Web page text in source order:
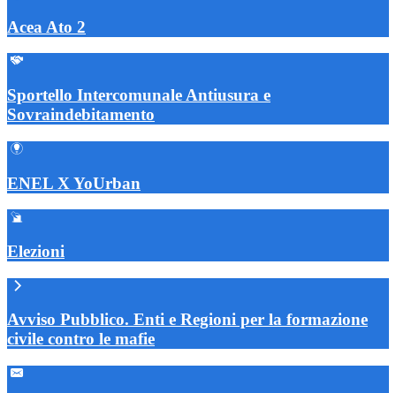
Acea Ato 2
Sportello Intercomunale Antiusura e
Sovraindebitamento
ENEL X YoUrban
Elezioni
Avviso Pubblico. Enti e Regioni per la formazione
civile contro le mafie